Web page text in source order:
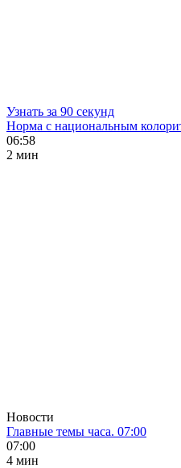
Узнать за 90 секунд
Норма с национальным
06:58
2 мин
Новости
Главные темы часа. 07:00
07:00
4 мин